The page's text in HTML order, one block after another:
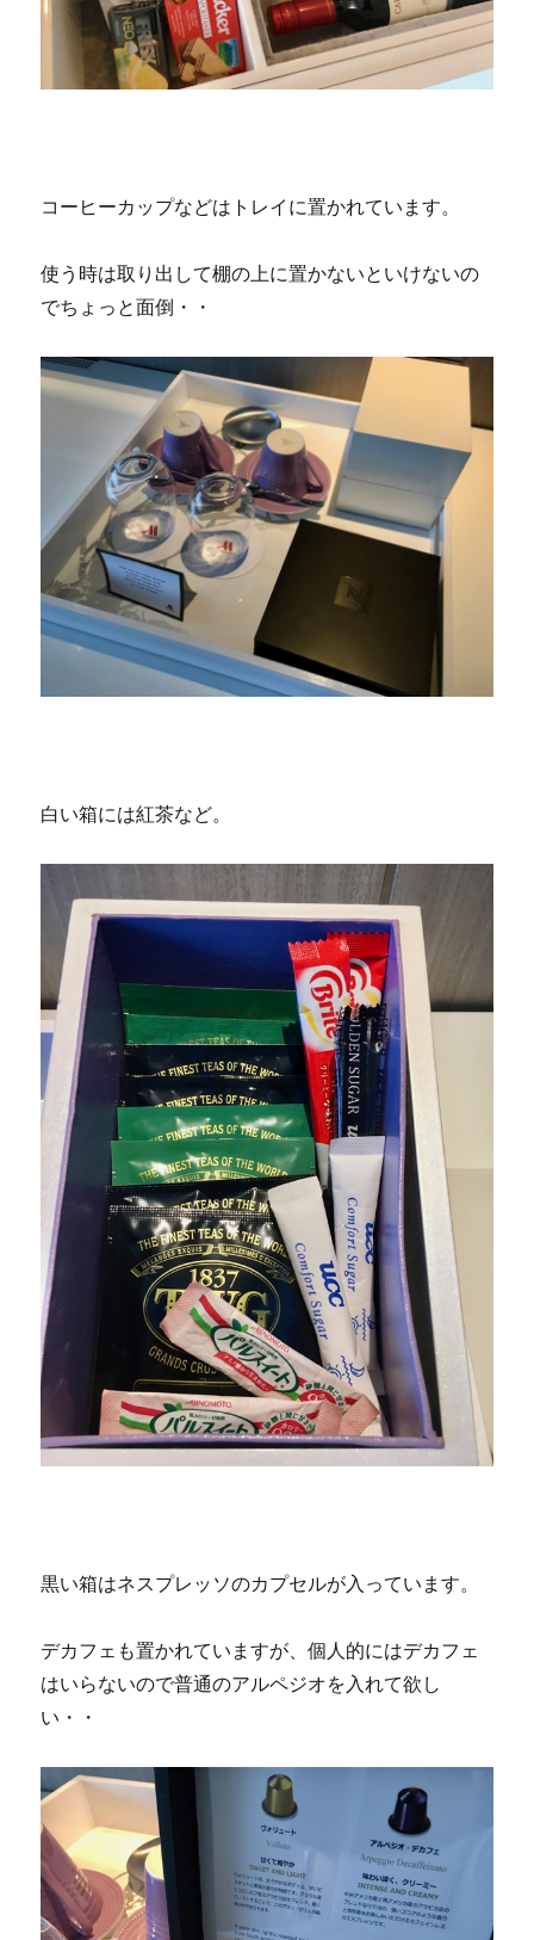
コーヒーカップなどはトレイに置かれています。
使う時は取り出して棚の上に置かないといけないの
でちょっと面倒・・
白い箱には紅茶など。
黒い箱はネスプレッソのカプセルが入っています。
デカフェも置かれていますが、個人的にはデカフェ
はいらないので普通のアルペジオを入れて欲し
い・・